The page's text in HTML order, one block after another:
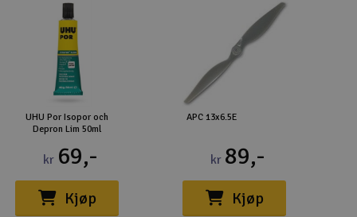
UHU Por Isopor och
Depron Lim 50ml
kr 69,-
Kjøp
APC 13x6.5E
kr 89,-
Kjøp